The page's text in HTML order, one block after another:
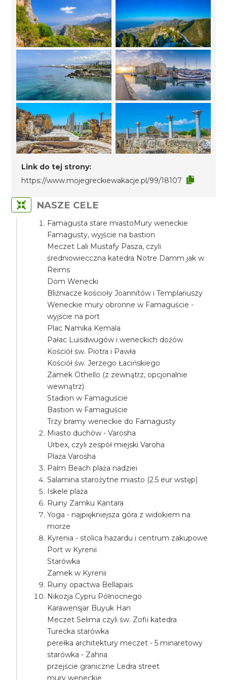
Link do tej strony:
https://www.mojegreckiewakacje.pl/99/18107
NASZE CELE
Famagusta stare miastoMury weneckie
Famagusty, wyjście na bastion
Meczet Lali Mustafy Pasza, czyli
średniowiecczna katedra Notre Damm jak w
Reims
Dom Wenecki
Bliźniacze kościoły Joannitów i Templariuszy
Weneckie mury obronne w Famaguście -
wyjście na port
Plac Namika Kemala
Pałac Luisdwugów i weneckich dożów
Kościół św. Piotra i Pawła
Kościół św. Jerzego Łacińskiego
Zamek Othello (z zewnątrz, opcjonalnie
wewnątrz)
Stadion w Famaguście
Bastion w Famaguście
Trzy bramy weneckie do Famagusty
Miasto duchów - Varosha
Urbex, czyli zespół miejski Varoha
Plaża Varosha
Palm Beach plaża nadziei
Salamina starożytne miasto (2.5 eur wstęp)
Iskele plaża
Ruiny Zamku Kantara
Yoga - najpiękniejsza góra z widokiem na
morze
Kyrenia - stolica hazardu i centrum zakupowe
Port w Kyrenii
Starówka
Zamek w Kyrenii
Ruiny opactwa Bellapais
Nikozja Cypru Północnego
Karawensjar Buyuk Han
Meczet Selima czyli św. Zofii katedra
Turecka starówka
perełka architektury meczet - 5 minaretowy
starówka - Zahria
przejście graniczne Ledra street
mury weneckie